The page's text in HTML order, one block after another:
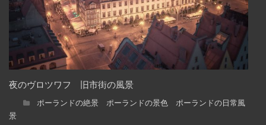
夜のヴロツワフ 旧市街の風景
ポーランドの絶景 ポーランドの景色 ポーランドの日常風
景